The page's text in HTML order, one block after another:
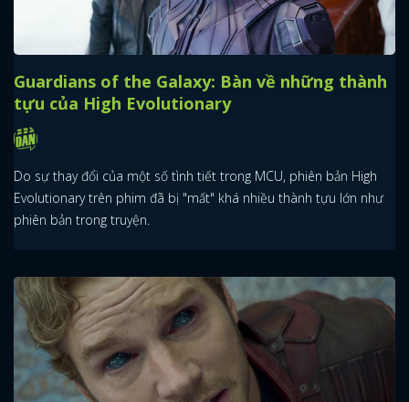
Guardians of the Galaxy: Bàn về những thành
tựu của High Evolutionary
Do sự thay đổi của một số tình tiết trong MCU, phiên bản High
Evolutionary trên phim đã bị "mất" khá nhiều thành tựu lớn như
phiên bản trong truyện.